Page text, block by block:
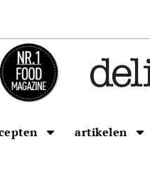
artikelen